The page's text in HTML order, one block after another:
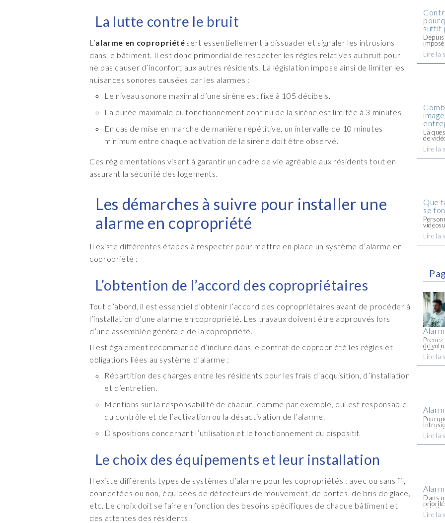
La lutte contre le bruit
L’alarme en copropriété sert essentiellement à dissuader et signaler les intrusions
dans le bâtiment. Il est donc primordial de respecter les règles relatives au bruit pour
ne pas causer d’inconfort aux autres résidents. La législation impose ainsi de limiter les
nuisances sonores causées par les alarmes :
Le niveau sonore maximal d’une sirène est fixé à 105 décibels.
La durée maximale du fonctionnement continu de la sirène est limitée à 3 minutes.
En cas de mise en marche de manière répétitive, un intervalle de 10 minutes
minimum entre chaque activation de la sirène doit être observé.
Ces réglementations visent à garantir un cadre de vie agréable aux résidents tout en
assurant la sécurité des logements.
Les démarches à suivre pour installer une
alarme en copropriété
Il existe différentes étapes à respecter pour mettre en place un système d’alarme en
copropriété :
L’obtention de l’accord des copropriétaires
Tout d’abord, il est essentiel d’obtenir l’accord des copropriétaires avant de procéder à
l’installation d’une alarme en copropriété. Les travaux doivent être approuvés lors
d’une assemblée générale de la copropriété.
Il est également recommandé d’inclure dans le contrat de copropriété les règles et
obligations liées au système d’alarme :
Répartition des charges entre les résidents pour les frais d’acquisition, d’installation
et d’entretien.
Mentions sur la responsabilité de chacun, comme par exemple, qui est responsable
du contrôle et de l’activation ou la désactivation de l’alarme.
Dispositions concernant l’utilisation et le fonctionnement du dispositif.
Le choix des équipements et leur installation
Il existe différents types de systèmes d’alarme pour les copropriétés : avec ou sans fil,
connectées ou non, équipées de détecteurs de mouvement, de portes, de bris de glace,
etc. Le choix doit se faire en fonction des besoins spécifiques de chaque bâtiment et
des attentes des résidents.
suffit
Depuis
au
Lire la
La
de
Entre
Lire la
Que
se
Lire la
de
PSF
Lire la
Lire la
Dans
PSF
Lire la